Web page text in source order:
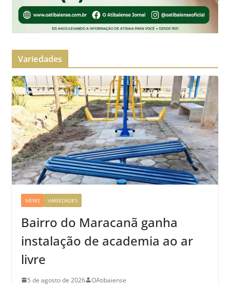
Variedades
NEWS VARIEDADES
Bairro do Maracanã ganha
instalação de academia ao ar
livre
5 de agosto de 2026 OAtibaiense